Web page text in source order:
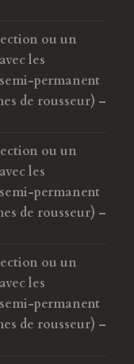
ou un
les
permanent
de rousseur) –
ou un
les
permanent
de rousseur) –
ou un
les
permanent
de rousseur) –